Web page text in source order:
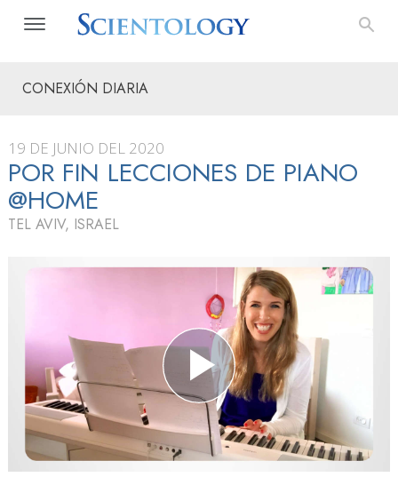
CONEXIÓN DIARIA
19 DE JUNIO DEL 2020
POR FIN LECCIONES DE PIANO
@HOME
TEL AVIV, ISRAEL